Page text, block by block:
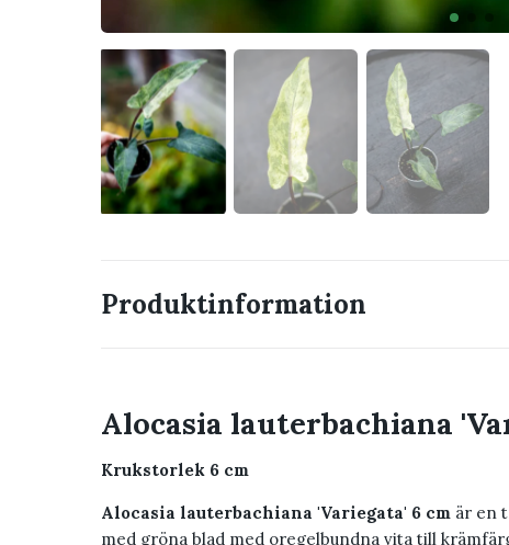
Produktinformation
Alocasia lauterbachiana
Krukstorlek 6 cm
Alocasia lauterbachiana 'Variegata' 6 cm är en
med gröna blad med oregelbundna vita till